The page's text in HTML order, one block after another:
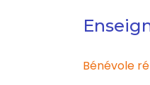
Bénévole